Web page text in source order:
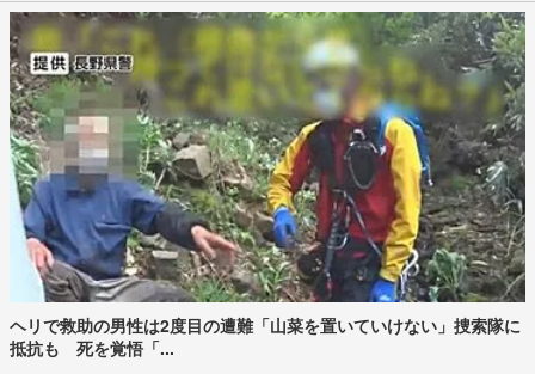
ヘリで救助の男性は2度目の遭難「山菜を置いていけない」捜索隊に
抵抗も 死を覚悟「...